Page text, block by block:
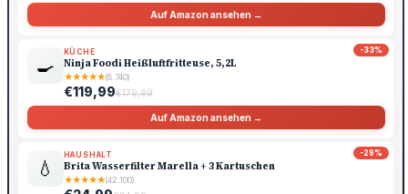
Auf Amazon ansehen →
-33%
🍳
KÜCHE
Ninja Foodi Heißluftfritteuse, 5,2L
★★★★★(8.740)
€119,99€179,99
Auf Amazon ansehen →
-29%
💧
HAUSHALT
Brita Wasserfilter Marella + 3 Kartuschen
★★★★★(42.100)